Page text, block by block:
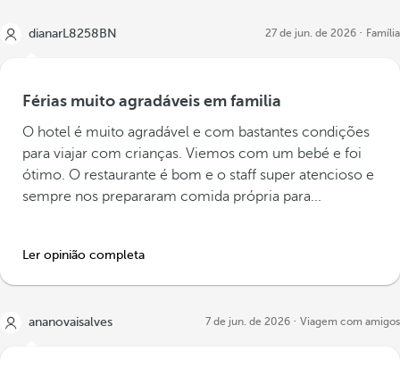
dianarL8258BN 27 de jun. de 2026 Família
Férias muito agradáveis em familia
O hotel é muito agradável e com bastantes condições
para viajar com crianças. Viemos com um bebé e foi
ótimo. O restaurante é bom e o staff super atencioso e
sempre nos prepararam comida própria para...
Ler opinião completa
ananovaisalves 7 de jun. de 2026 Viagem com amigos